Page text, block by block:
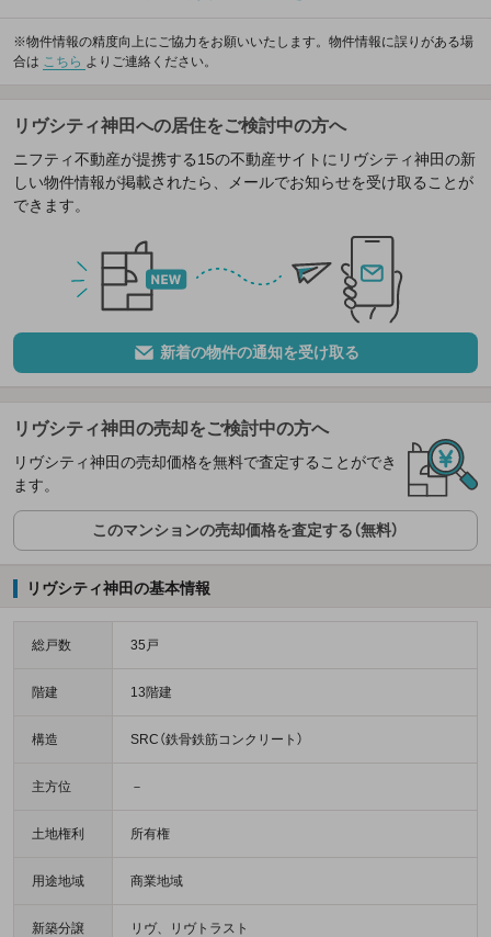
※物件情報の精度向上にご協力をお願いいたします。物件情報に誤りがある場
合は こちら よりご連絡ください。
リヴシティ神田への居住をご検討中の方へ
ニフティ不動産が提携する15の不動産サイトにリヴシティ神田の新
しい物件情報が掲載されたら、メールでお知らせを受け取ることが
できます。
新着の物件の通知を受け取る
リヴシティ神田の売却をご検討中の方へ
リヴシティ神田の売却価格を無料で査定することができ
ます。
このマンションの売却価格を査定する（無料）
リヴシティ神田の基本情報
総戸数 35戸
階建 13階建
構造 SRC（鉄骨鉄筋コンクリート）
主方位 －
土地権利 所有権
用途地域 商業地域
新築分譲
リヴ、リヴトラスト